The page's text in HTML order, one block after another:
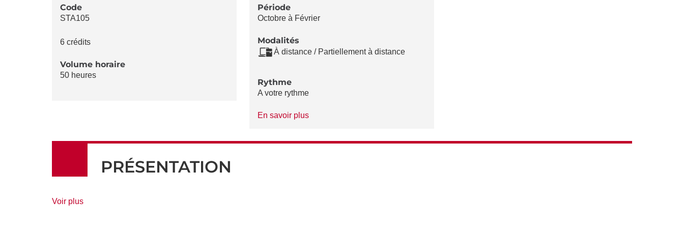
LA
Code
STA105
6 crédits
Volume horaire
50 heures
Période
Octobre à Février
Modalités
À distance / Partiellement à distance
Rythme
A votre rythme
En savoir plusà
Rythme
PRÉSENTATION
Voir plusde